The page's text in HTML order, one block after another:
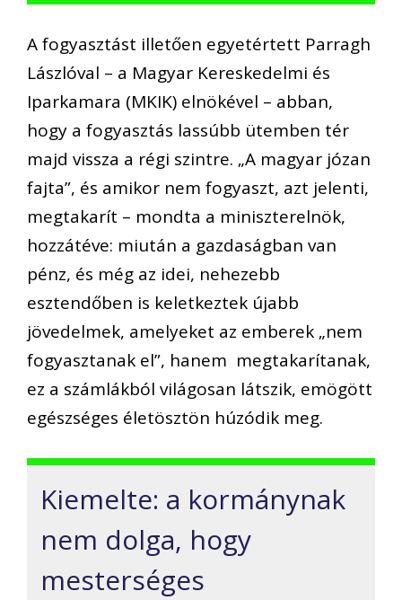
A fogyasztást illetően egyetértett Parragh
Lászlóval – a Magyar Kereskedelmi és
Iparkamara (MKIK) elnökével – abban,
hogy a fogyasztás lassúbb ütemben tér
majd vissza a régi szintre. „A magyar józan
fajta”, és amikor nem fogyaszt, azt jelenti,
megtakarít – mondta a miniszterelnök,
hozzátéve: miután a gazdaságban van
pénz, és még az idei, nehezebb
esztendőben is keletkeztek újabb
jövedelmek, amelyeket az emberek „nem
fogyasztanak el”, hanem megtakarítanak,
ez a számlákból világosan látszik, emögött
egészséges életösztön húzódik meg.
Kiemelte: a kormánynak
nem dolga, hogy
mesterséges